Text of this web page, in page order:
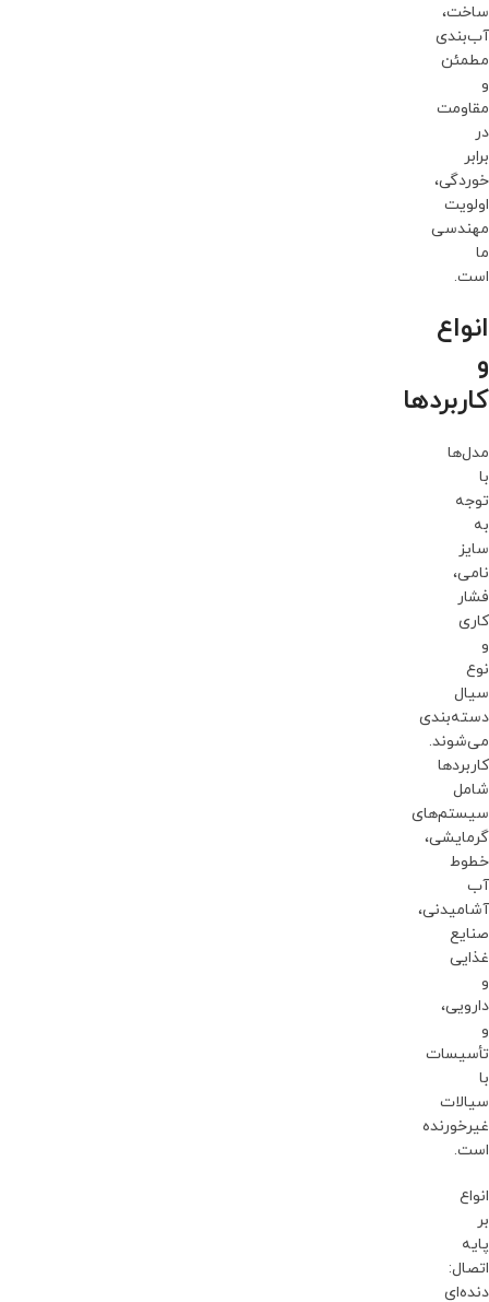
ساخت،
آب‌بندی
مطمئن
و
مقاومت
در
برابر
خوردگی،
اولویت
مهندسی
ما
است.
انواع
و
کاربردها
مدل‌ها
با
توجه
به
سایز
نامی،
فشار
کاری
و
نوع
سیال
دسته‌بندی
می‌شوند.
کاربردها
شامل
سیستم‌های
گرمایشی،
خطوط
آب
آشامیدنی،
صنایع
غذایی
و
دارویی،
و
تأسیسات
با
سیالات
غیرخورنده
است.
انواع
بر
پایه
اتصال:
دنده‌ای